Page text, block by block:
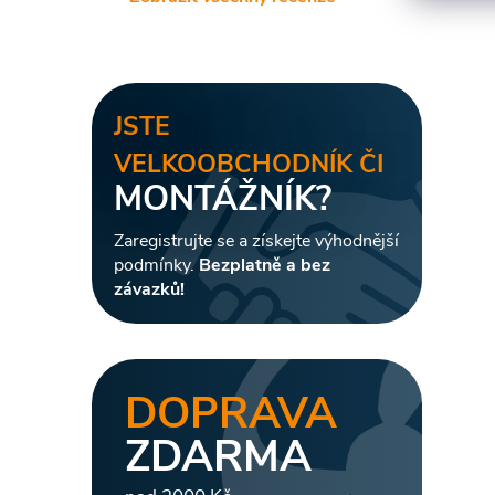
JSTE
VELKOOBCHODNÍK ČI
MONTÁŽNÍK?
Zaregistrujte se a získejte výhodnější
podmínky.Bezplatně a bez
závazků!
DOPRAVA
ZDARMA